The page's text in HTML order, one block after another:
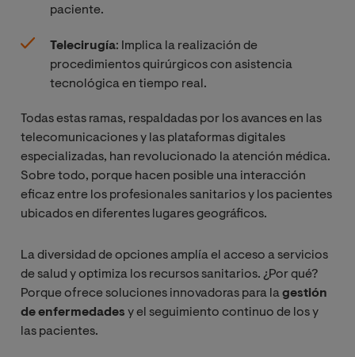
paciente.
Telecirugía: Implica la realización de
procedimientos quirúrgicos con asistencia
tecnológica en tiempo real.
Todas estas ramas, respaldadas por los avances en las
telecomunicaciones y las plataformas digitales
especializadas, han revolucionado la atención médica.
Sobre todo, porque hacen posible una interacción
eficaz entre los profesionales sanitarios y los pacientes
ubicados en diferentes lugares geográficos.
La diversidad de opciones amplía el acceso a servicios
de salud y optimiza los recursos sanitarios. ¿Por qué?
Porque ofrece soluciones innovadoras para lagestión
de enfermedades y el seguimiento continuo de los y
las pacientes.